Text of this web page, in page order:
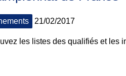
21/02/2017
les listes des qualifiés et les